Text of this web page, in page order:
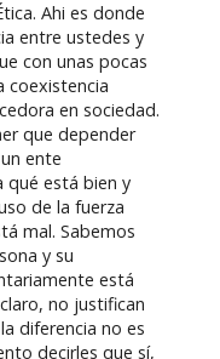
Ahi es donde
entre ustedes y
con unas pocas
coexistencia
en sociedad.
que depender
ente
qué está bien y
de la fuerza
mal. Sabemos
y su
está
no justifican
diferencia no es
decirles que sí,